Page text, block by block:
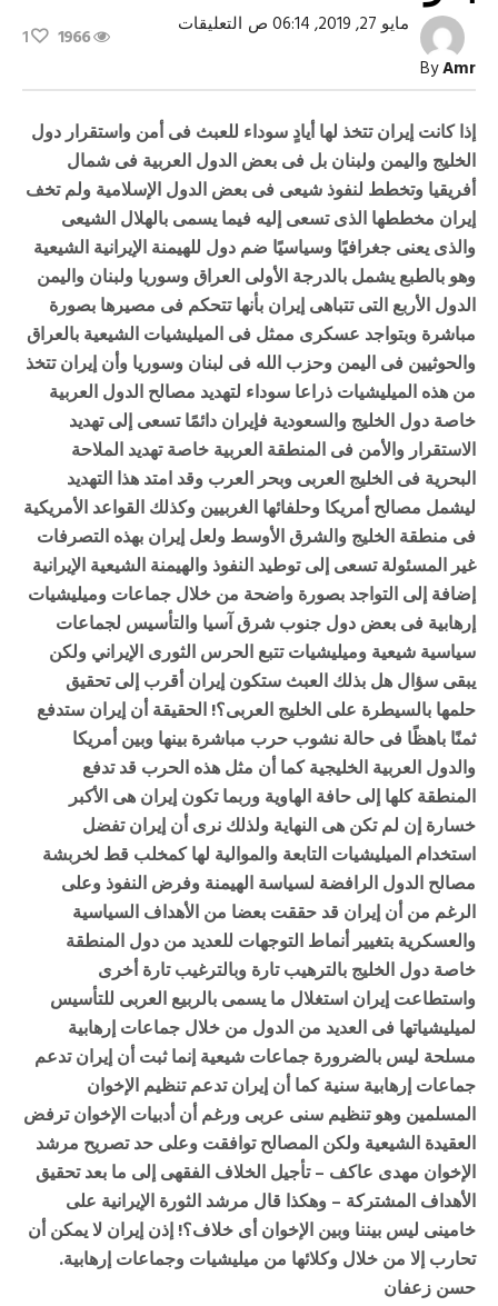
ByAmr
مايو 27, 2019, 06:14 ص التعليقاتعلى
بالوكالة
مغلقة
1966
1
إذاكانتإيرانتتخذلهاأيادٍسوداء للعبثفىأمنواستقراردول
الخليجواليمنولبنانبلفىبعضالدولالعربيةفىشمال
أفريقياوتخططلنفوذشيعىفىبعضالدولالإسلاميةولمتخف
إيرانمخططهاالذىتسعىإليهفيمايسمىبالهلالالشيعى
والذىيعنىجغرافيًاوسياسيًاضمدولللهيمنةالإيرانيةالشيعية
وهوبالطبعيشملبالدرجةالأولىالعراقوسورياولبنانواليمن
الدولالأربعالتىتتباهىإيرانبأنهاتتحكمفىمصيرهابصورة
مباشرةوبتواجدعسكرىممثلفىالميليشياتالشيعيةبالعراق
والحوثيينفىاليمنوحزباللهفىلبنانوسورياوأنإيرانتتخذ
منهذهالميليشياتذراعاسوداء لتهديدمصالحالدولالعربية
خاصةدولالخليجوالسعوديةفإيراندائمًاتسعىإلىتهديد
الاستقراروالأمنفىالمنطقةالعربيةخاصةتهديدالملاحة
البحريةفىالخليجالعربىوبحرالعربوقدامتدهذاالتهديد
ليشملمصالحأمريكاوحلفائهاالغربيينوكذلكالقواعدالأمريكية
فىمنطقةالخليجوالشرقالأوسطولعلإيرانبهذهالتصرفات
غيرالمسئولةتسعىإلىتوطيدالنفوذوالهيمنةالشيعيةالإيرانية
إضافةإلىالتواجدبصورةواضحةمنخلالجماعاتوميليشيات
إرهابيةفىبعضدولجنوبشرقآسياوالتأسيسلجماعات
سياسيةشيعيةوميليشياتتتبعالحرسالثورىالإيرانيولكن
يبقىسؤالهلبذلكالعبثستكونإيرانأقربإلىتحقيق
حلمهابالسيطرةعلىالخليجالعربى؟!الحقيقةأنإيرانستدفع
ثمنًاباهظًافىحالة نشوبحربمباشرةبينهاوبينأمريكا
والدولالعربيةالخليجيةكماأنمثلهذهالحربقدتدفع
المنطقةكلهاإلىحافةالهاويةوربماتكونإيرانهىالأكبر
خسارةإنلمتكنهىالنهايةولذلكنرىأنإيرانتفضل
استخدامالميليشياتالتابعةوالمواليةلهاكمخلبقطلخربشة
مصالحالدولالرافضةلسياسةالهيمنةوفرضالنفوذوعلى
الرغممنأنإيرانقدحققتبعضامنالأهدافالسياسية
والعسكريةبتغييرأنماطالتوجهاتللعديدمندولالمنطقة
خاصةدولالخليجبالترهيبتارةوبالترغيبتارةأخرى
واستطاعتإيراناستغلالما يسمىبالربيعالعربىللتأسيس
لميليشياتهافىالعديدمنالدولمنخلالجماعاتإرهابية
مسلحةليسبالضرورةجماعاتشيعيةإنماثبتأنإيرانتدعم
جماعاتإرهابيةسنيةكماأنإيرانتدعمتنظيمالإخوان
المسلمينوهوتنظيمسنىعربىورغمأنأدبياتالإخوانترفض
العقيدةالشيعيةولكنالمصالحتوافقتوعلىحدتصريحمرشد
الإخوانمهدىعاكف– تأجيلالخلافالفقهىإلىما بعدتحقيق
الأهدافالمشتركة– وهكذاقالمرشدالثورةالإيرانيةعلى
خامينىليسبينناوبينالإخوانأىخلاف؟!إذنإيرانلايمكنأن
تحاربإلامنخلالوكلائهامنميليشياتوجماعاتإرهابية.
حسن زعفان